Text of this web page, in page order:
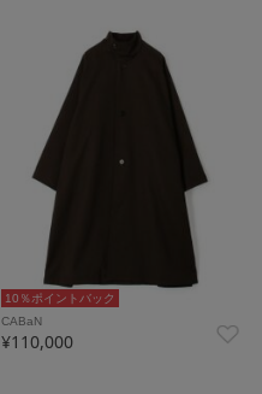
10％ポイントバック
CABaN
¥110,000